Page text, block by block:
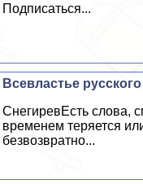
Подписаться...
Всевластье
СнегиревЕсть слова,
временем теряется
безвозвратно...